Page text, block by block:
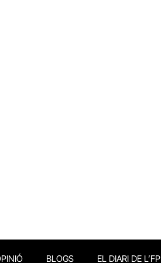
BLOGS EL DIARI DE L’FP